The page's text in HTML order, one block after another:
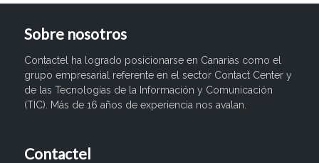
Sobre nosotros
Contactel ha logrado posicionarse en Canarias como el
grupo empresarial referente en el sector Contact Center y
de las Tecnologías de la Información y Comunicación
(TIC). Más de 16 años de experiencia nos avalan.
Contactel